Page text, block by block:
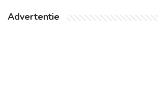
Advertentie